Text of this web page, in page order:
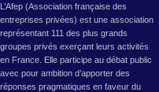
L’Afep (Association française des
entreprises privées) est une association
représentant 111 des plus grands
groupes privés exerçant leurs activités
en France. Elle participe au débat public
avec pour ambition d’apporter des
réponses pragmatiques en faveur du